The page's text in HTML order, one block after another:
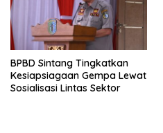
BPBD Sintang Tingkatkan
Kesiapsiagaan Gempa Lewat
Sosialisasi Lintas Sektor